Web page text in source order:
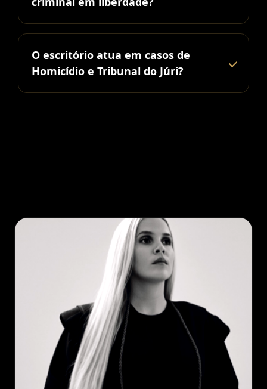
O escritório atua em casos de
Homicídio e Tribunal do Júri?